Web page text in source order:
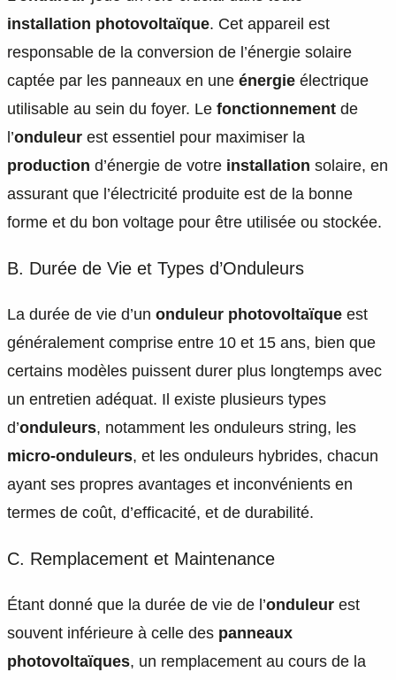
installation photovoltaïque. Cet appareil est
responsable de la conversion de l’énergie solaire
captée par les panneaux en une énergie électrique
utilisable au sein du foyer. Le fonctionnement de
l’onduleur est essentiel pour maximiser la
production d’énergie de votre installation solaire, en
assurant que l’électricité produite est de la bonne
forme et du bon voltage pour être utilisée ou stockée.
B. Durée de Vie et Types d’Onduleurs
La durée de vie d’un onduleur photovoltaïque est
généralement comprise entre 10 et 15 ans, bien que
certains modèles puissent durer plus longtemps avec
un entretien adéquat. Il existe plusieurs types
d’onduleurs, notamment les onduleurs string, les
micro-onduleurs, et les onduleurs hybrides, chacun
ayant ses propres avantages et inconvénients en
termes de coût, d’efficacité, et de durabilité.
C. Remplacement et Maintenance
Étant donné que la durée de vie de l’onduleur est
souvent inférieure à celle des panneaux
photovoltaïques, un remplacement au cours de la